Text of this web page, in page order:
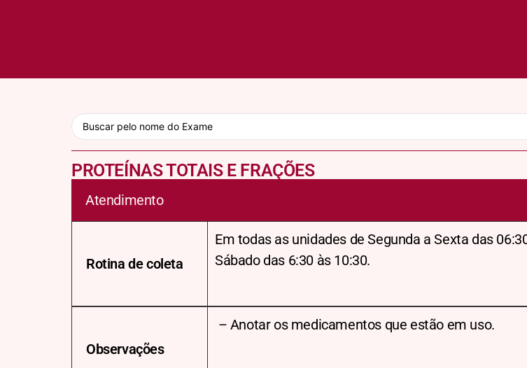
PROTEÍNAS TOTAIS E FRAÇÕES
Atendimento
Rotina de coleta
Em todas as unidades de Segunda a Sexta das
Sábado das 6:30 às 10:30.
Observações
– Anotar os medicamentos que estão em uso.